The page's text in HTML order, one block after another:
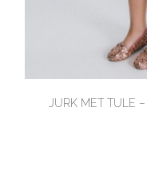
JURK MET TULE